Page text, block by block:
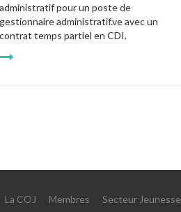
administratif pour un poste de
gestionnaire administratif.ve avec un
contrat temps partiel en CDI.
La COJ Membres Secteur Jeunesse